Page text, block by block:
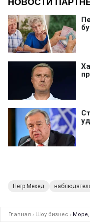
Петр Мехед
Главная › Шоу бизнес › Море,